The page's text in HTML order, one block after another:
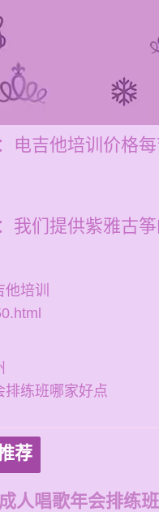
电吉他培训价格
我们提供紫雅古
培训
排练班哪家好点
荐
人唱歌年会排练